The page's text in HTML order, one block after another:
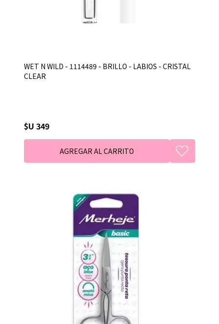
WET N WILD - 1114489 - BRILLO - LABIOS - CRISTAL
CLEAR
$U 349